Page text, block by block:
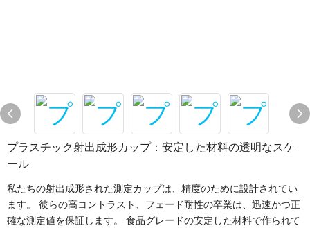
プラスチック射出成形カップ：安定した材料の透明なスケ
ール
私たちの射出成形された測定カップは、精度のために設計されてい
ます。 彼らの高コントラスト、フェード耐性の卒業は、迅速かつ正
確な測定値を保証します。 食品グレードの安定した材料で作られて